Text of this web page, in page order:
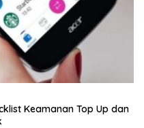
Keamanan Top Up dan